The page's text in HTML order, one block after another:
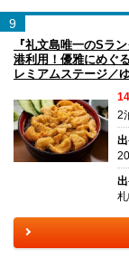
9
『礼文島唯一のSラ
港利用！優雅にめぐ
レミアムステージ／
2